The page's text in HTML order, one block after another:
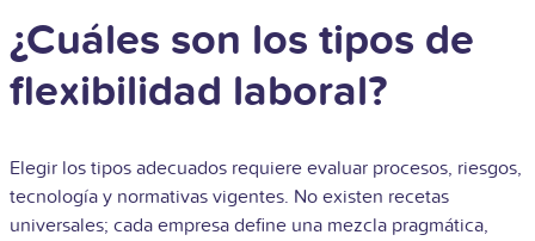
¿Cuáles son los tipos de
flexibilidad laboral?
Elegir los tipos adecuados requiere evaluar procesos, riesgos,
tecnología y normativas vigentes. No existen recetas
universales; cada empresa define una mezcla pragmática,